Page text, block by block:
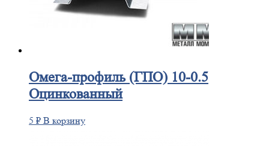
Омега-профиль(ГПО) 10-0.5
Оцинкованный
5 ₽ В корзину